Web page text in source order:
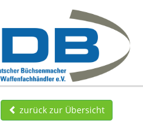
zurück zur Übersicht